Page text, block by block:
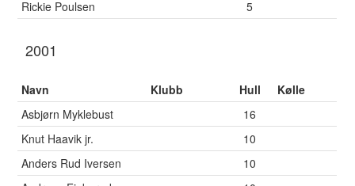
Rickie Poulsen
5
2001
Navn Klubb Hull
Kølle
Asbjørn Myklebust
16
Knut Haavik jr.
10
Anders Rud Iversen
10